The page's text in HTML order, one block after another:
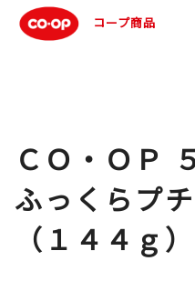
コープ商品
ＣＯ・ＯＰ
ふっくらプ
（１４４ｇ）